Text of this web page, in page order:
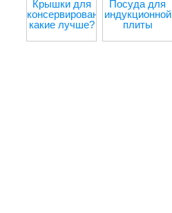
Крышки для
консервирования:
какие лучше?
Посуда для
индукционной
плиты